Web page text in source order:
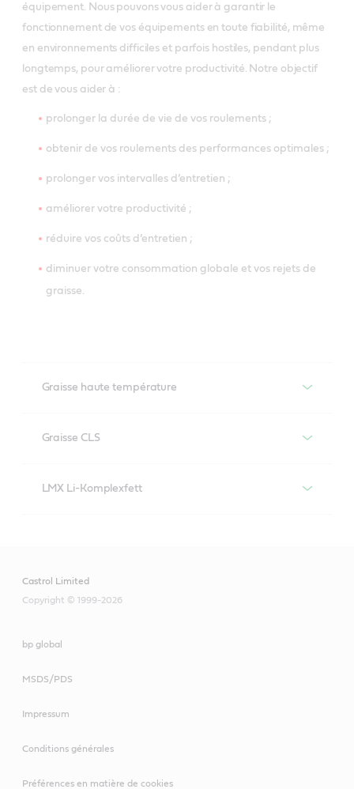
équipement. Nous pouvons vous aider à garantir le
fonctionnement de vos équipements en toute fiabilité, même
en environnements difficiles et parfois hostiles, pendant plus
longtemps, pour améliorer votre productivité. Notre objectif
est de vous aider à :
prolonger la durée de vie de vos roulements ;
obtenir de vos roulements des performances optimales ;
prolonger vos intervalles d’entretien ;
améliorer votre productivité ;
réduire vos coûts d’entretien ;
diminuer votre consommation globale et vos rejets de
graisse.
Graisse haute température
Graisse CLS
LMX Li-Komplexfett
Castrol Limited
Copyright © 1999-2026
bp global
MSDS/PDS
Impressum
Conditions générales
Préférences en matière de cookies